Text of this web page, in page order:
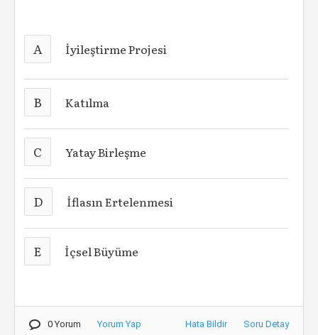
A İyileştirme Projesi
B Katılma
C Yatay Birleşme
D İflasın Ertelenmesi
E İçsel Büyüme
0 Yorum Yorum Yap Hata Bildir Soru Detay